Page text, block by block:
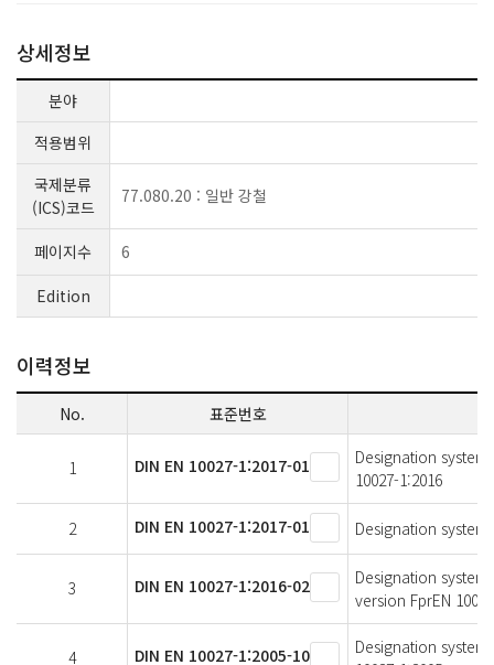
상세정보
분야
적용범위
국제분류
(ICS)코드
77.080.20 : 일반 강철
페이지수
6
Edition
이력정보
No. 표준번호
1 DIN EN 10027-1:2017-01
Designation
10027-1:2016
2 DIN EN 10027-1:2017-01 Designation
3 DIN EN 10027-1:2016-02
Designation
version FprEN
4 DIN EN 10027-1:2005-10
Designation